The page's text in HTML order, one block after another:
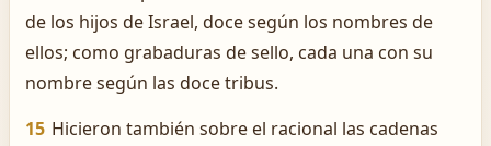
de los hijos de Israel, doce según los nombres de
ellos; como grabaduras de sello, cada una con su
nombre según las doce tribus.
15 Hicieron también sobre el racional las cadenas